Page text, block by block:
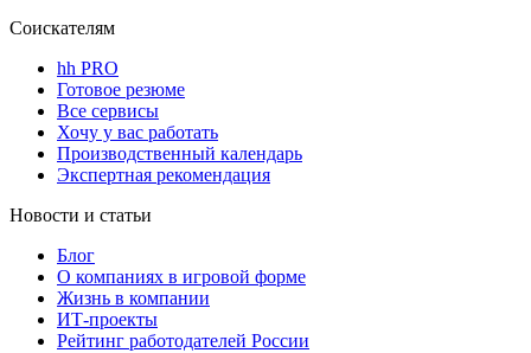
Соискателям
hh PRO
Готовое резюме
Все сервисы
Хочу у вас работать
Производственный календарь
Экспертная рекомендация
Новости и статьи
Блог
О компаниях в игровой форме
Жизнь в компании
ИТ-проекты
Рейтинг работодателей России